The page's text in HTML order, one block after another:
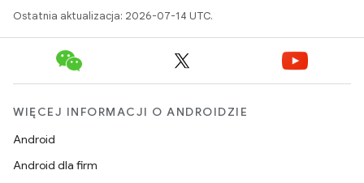
Ostatnia aktualizacja: 2026-07-14 UTC.
WIĘCEJ INFORMACJI O ANDROIDZIE
Android
Android dla firm